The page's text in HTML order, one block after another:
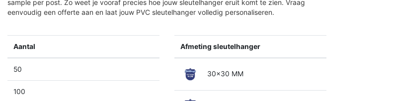
sample per post. Zo weet je vooraf precies hoe jouw sleutelhanger eruit komt te zien. Vraag
eenvoudig een offerte aan en laat jouw PVC sleutelhanger volledig personaliseren.
Aantal
50
100
Afmeting sleutelhanger
30x30 MM